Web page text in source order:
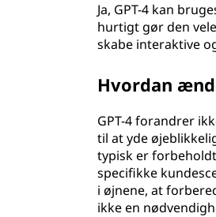
Ja, GPT-4 kan
hurtigt gør den
skabe interaktive
Hvordan
GPT-4 forandrer
til at yde
typisk er
specifikke
i øjnene, at
ikke en